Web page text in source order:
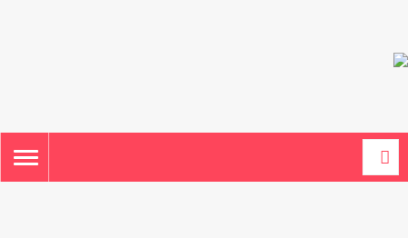
TOGGLE
NAVIGATION